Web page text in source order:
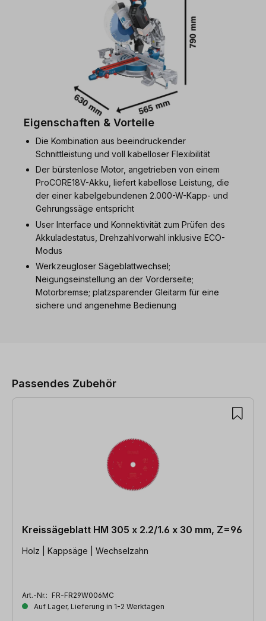
Eigenschaften & Vorteile
Die Kombination aus beeindruckender
Schnittleistung und voll kabelloser Flexibilität
Der bürstenlose Motor, angetrieben von einem
ProCORE18V-Akku, liefert kabellose Leistung, die
der einer kabelgebundenen 2.000-W-Kapp- und
Gehrungssäge entspricht
User Interface und Konnektivität zum Prüfen des
Akkuladestatus, Drehzahlvorwahl inklusive ECO-
Modus
Werkzeugloser Sägeblattwechsel;
Neigungseinstellung an der Vorderseite;
Motorbremse; platzsparender Gleitarm für eine
sichere und angenehme Bedienung
Passendes Zubehör
Kreissägeblatt HM 305 x 2.2/1.6 x 30 mm, Z=96
Holz | Kappsäge | Wechselzahn
Art.-Nr.: FR-FR29W006MC
Auf Lager, Lieferung in 1-2 Werktagen